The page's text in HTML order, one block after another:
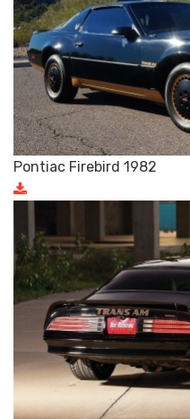
Pontiac Firebird 1982